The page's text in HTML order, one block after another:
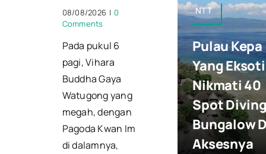
08/08/2026 | 0
Comments
Pada pukul 6
pagi, Vihara
Buddha Gaya
Watugong yang
megah, dengan
Pagoda Kwan Im
di dalamnya,
NTT
Pulau Kepa
Yang
Nikmati 40
Spot
Bungalow
Aksesnya